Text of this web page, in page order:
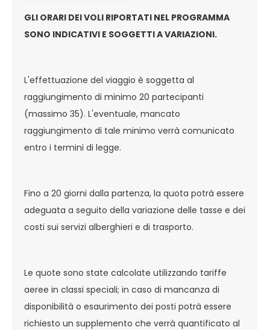
GLI ORARI DEI VOLI RIPORTATI NEL PROGRAMMA
SONO INDICATIVI E SOGGETTI A VARIAZIONI.
L'effettuazione del viaggio è soggetta al
raggiungimento di minimo 20 partecipanti
(massimo 35). L'eventuale, mancato
raggiungimento di tale minimo verrà comunicato
entro i termini di legge.
Fino a 20 giorni dalla partenza, la quota potrà essere
adeguata a seguito della variazione delle tasse e dei
costi sui servizi alberghieri e di trasporto.
Le quote sono state calcolate utilizzando tariffe
aeree in classi speciali; in caso di mancanza di
disponibilità o esaurimento dei posti potrà essere
richiesto un supplemento che verrà quantificato al